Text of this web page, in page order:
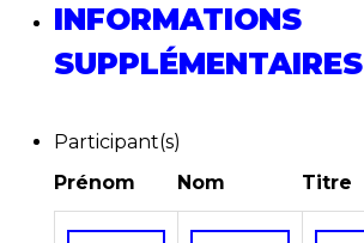
INFORMATIONS
SUPPLÉMENTAIRES
Participant(s)
Prénom
Nom Titre